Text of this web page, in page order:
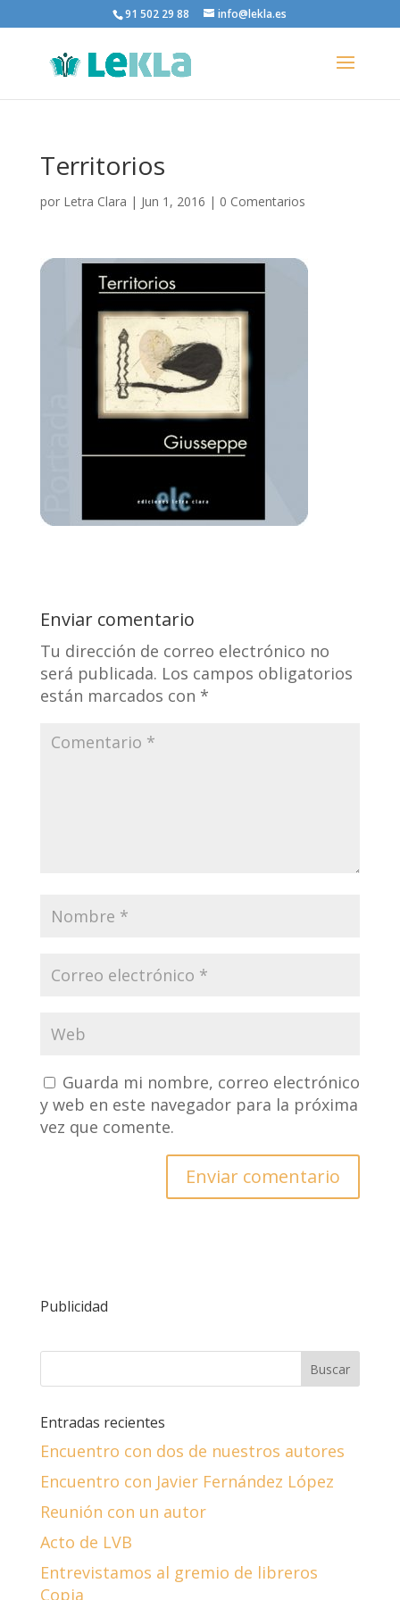
91 502 29 88 info@lekla.es
Territorios
por Letra Clara | Jun 1, 2016 | 0 Comentarios
Enviar comentario
Tu dirección de correo electrónico no
será publicada. Los campos obligatorios
están marcados con *
Guarda mi nombre, correo electrónico
y web en este navegador para la próxima
vez que comente.
Publicidad
Entradas recientes
Encuentro con dos de nuestros autores
Encuentro con Javier Fernández López
Reunión con un autor
Acto de LVB
Entrevistamos al gremio de libreros
Copia